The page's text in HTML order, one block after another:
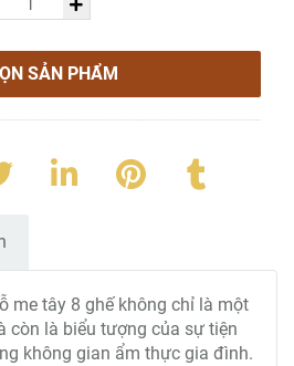
SẢN PHẨM
me tây 8 ghế không chỉ là một
còn là biểu tượng của sự tiện
không gian ẩm thực gia đình.